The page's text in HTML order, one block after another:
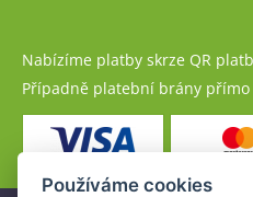
Nabízíme platby skrze QR
Případně platební brány přímo
Používáme cookies